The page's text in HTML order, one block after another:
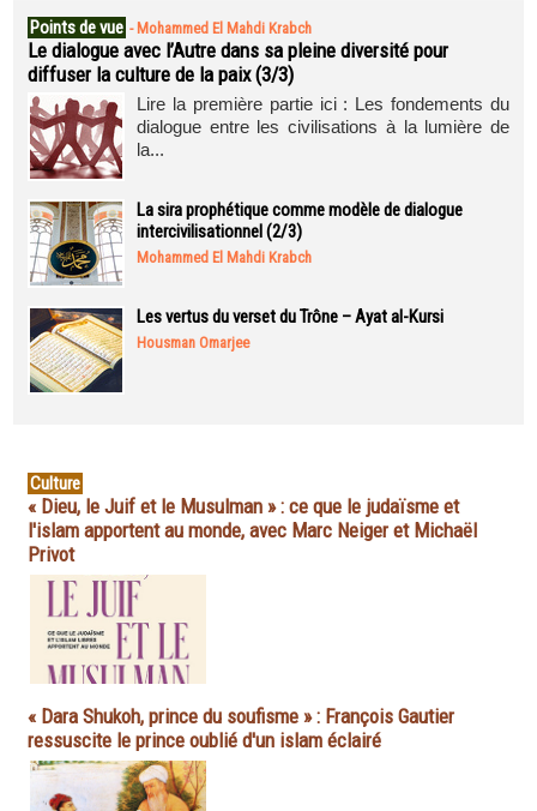
Points de vue - Mohammed El Mahdi Krabch
Le dialogue avec l’Autre dans sa pleine diversité pour
diffuser la culture de la paix (3/3)
Lire la première partie ici : Les fondements du
dialogue entre les civilisations à la lumière de
la...
La sira prophétique comme modèle de dialogue
intercivilisationnel (2/3)
Mohammed El Mahdi Krabch
Les vertus du verset du Trône – Ayat al-Kursi
Housman Omarjee
Culture
« Dieu, le Juif et le Musulman » : ce que le judaïsme et
l'islam apportent au monde, avec Marc Neiger et Michaël
Privot
« Dara Shukoh, prince du soufisme » : François Gautier
ressuscite le prince oublié d'un islam éclairé